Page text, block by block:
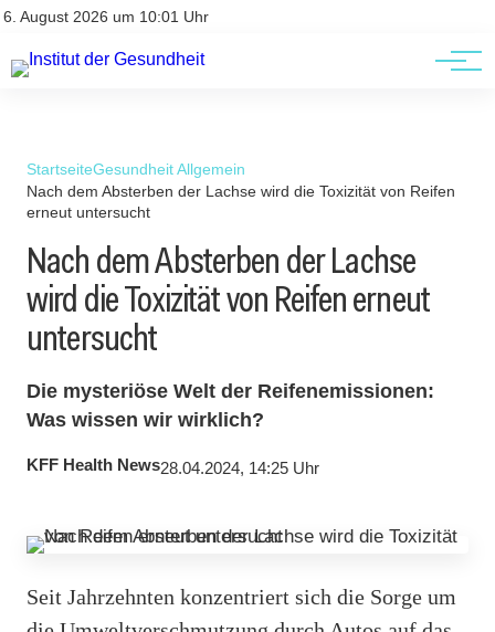
6. August 2026 um 10:01 Uhr
Kontakt
Kontakt
AGBs
StartseiteGesundheit Allgemein
Nach dem Absterben der Lachse wird die Toxizität von Reifen
erneut untersucht
Nach dem Absterben der Lachse
wird die Toxizität von Reifen erneut
untersucht
Die mysteriöse Welt der Reifenemissionen:
Was wissen wir wirklich?
KFF Health News28.04.2024, 14:25 Uhr
Seit Jahrzehnten konzentriert sich die Sorge um